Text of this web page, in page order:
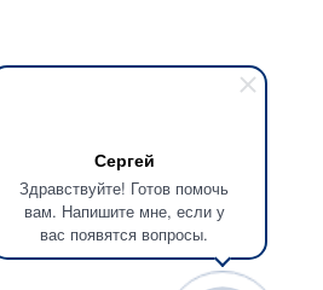
Сергей
Здравствуйте! Готов помочь
вам. Напишите мне, если у
вас появятся вопросы.